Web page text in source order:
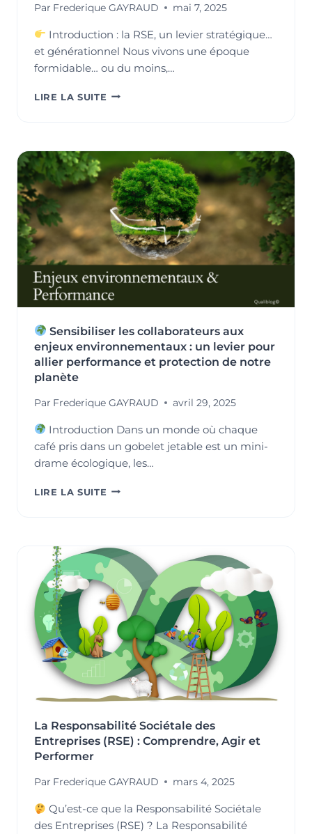
Par Frederique GAYRAUD mai 7, 2025
Introduction : la RSE, un levier stratégique…
et générationnel Nous vivons une époque
formidable… ou du moins,…
LIRE LA SUITE GUIDE
ET
CERTIFICATIONS
RSE
:
POURQUOI,
COMMENT
ET
POUR
QUI
?
Sensibiliser les collaborateurs aux
enjeux environnementaux : un levier pour
allier performance et protection de notre
planète
Par Frederique GAYRAUD avril 29, 2025
Introduction Dans un monde où chaque
café pris dans un gobelet jetable est un mini-
drame écologique, les…
LIRE LA SUITE
ENJEUX
ENVIRONNEMENTAUX
:
UN
LEVIER
POUR
ALLIER
PERFORMANCE
PROTECTION
DE
PLANÈTE
La Responsabilité Sociétale des
Entreprises (RSE) : Comprendre, Agir et
Performer
Par Frederique GAYRAUD mars 4, 2025
Qu’est-ce que la Responsabilité Sociétale
des Entreprises (RSE) ? La Responsabilité